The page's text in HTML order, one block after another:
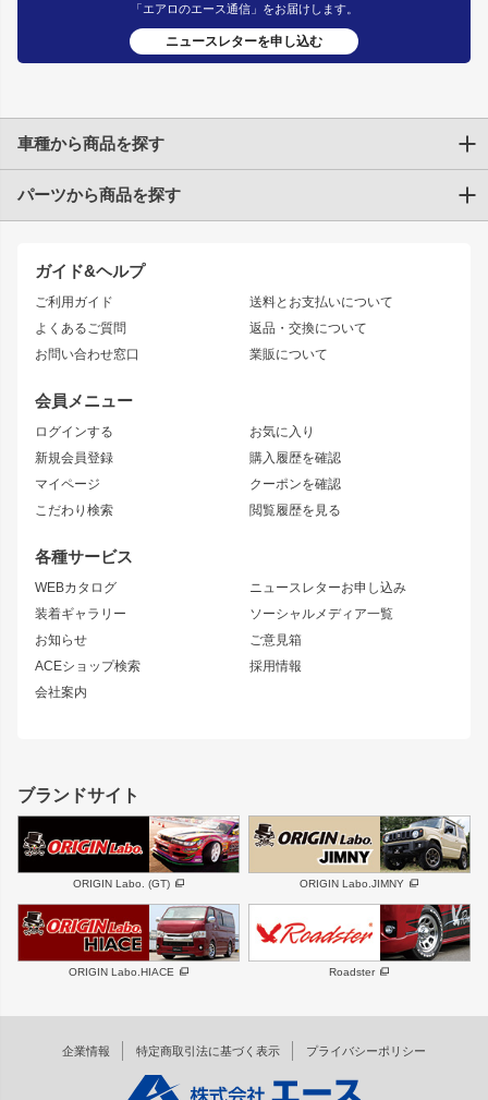
「エアロのエース通信」をお届けします。
ニュースレターを申し込む
ガイド&ヘルプ
ご利用ガイド
よくあるご質問
お問い合わせ窓口
送料とお支払いについて
返品・交換について
業販について
会員メニュー
ログインする
新規会員登録
マイページ
こだわり検索
お気に入り
購入履歴を確認
クーポンを確認
閲覧履歴を見る
各種サービス
WEBカタログ
装着ギャラリー
お知らせ
ACEショップ検索
会社案内
ニュースレターお申し込み
ソーシャルメディア一覧
ご意見箱
採用情報
車種から商品を探す
トヨタ
JZX90 CHASER
JZX110 MARK II
JZX100 MARK II
JZX90 MARK II
トレノ
マークX
アリスト
ソアラ
アルテッツァ
ニッサン
S15 シルビア
S14 シルビア 後期
S13 シルビア
180SX
シルエイティ
ワンビア
ローレル
セフィーロ
キャラバン
スズキ
GS350
SC
スバル 三菱
デリカ D:5
軽自動車 汎用
パーツから商品を探す
エアロシリーズ
ドリフトライン
風神
雷神
レーシングライン
アタックライン
ストリームライン
リアウイング
ジムニーパーツ
ホイール
MUD-S7
MUD-SR7
まつど家 鉄漢
ボンネット
フェンダー
サイドパーツ
リアゲート
メンテナンスパーツ
ハイエースパーツ
ホイール
DAYTONA-RS
DAYTONA-RS NEO
エアロシリーズ
RUGGER MODEL
DTM:exclusive
オーバーフェンダー ワイパーガード
ブランドサイト
ORIGIN Labo. (GT) ORIGIN Labo.JIMNY
ORIGIN Labo.HIACE Roadster
企業情報 特定商取引法に基づく表示 プライバシーポリシー